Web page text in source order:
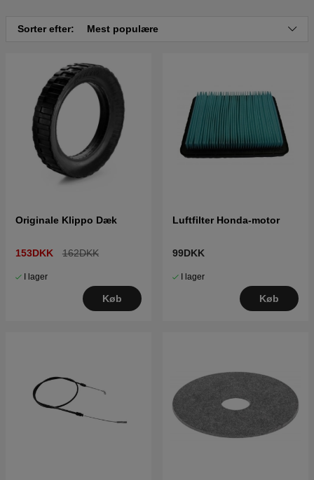
Klippo Excellent SH 2012
Sorter efter: Mest populære
Originale Klippo Dæk
153DKK 162DKK
I lager
Køb
Luftfilter Honda-motor
99DKK
I lager
Køb